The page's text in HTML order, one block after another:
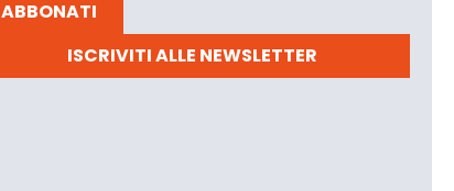
ABBONATI
ISCRIVITI ALLE NEWSLETTER